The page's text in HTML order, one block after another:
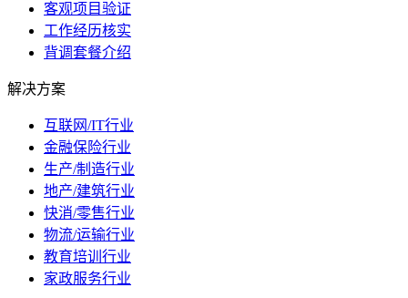
客观项目验证
工作经历核实
背调套餐介绍
解决方案
互联网/IT行业
金融保险行业
生产/制造行业
地产/建筑行业
快消/零售行业
物流/运输行业
教育培训行业
家政服务行业